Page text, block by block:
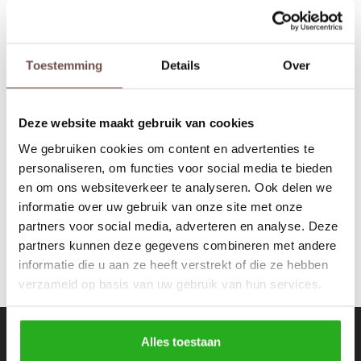
Toestemming Details Over
Deze website maakt gebruik van cookies
We gebruiken cookies om content en advertenties te
personaliseren, om functies voor social media te bieden
en om ons websiteverkeer te analyseren. Ook delen we
informatie over uw gebruik van onze site met onze
partners voor social media, adverteren en analyse. Deze
partners kunnen deze gegevens combineren met andere
informatie die u aan ze heeft verstrekt of die ze hebben
verzameld op basis van uw gebruik van hun services.
Alles toestaan
Tops
Jumpsuites
Hoodies
Body's
Blouses
Tracksuits
Underwear
Jassen
Tracksuits
Bodywarmers
Coltrui
Trackpants
Equalité
Hoodie Off White
Nieuwsbrief